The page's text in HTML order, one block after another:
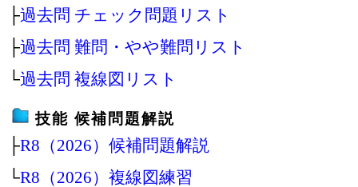
├過去問 チェック問題リスト
├過去問 難問・やや難問リスト
└過去問 複線図リスト
技能 候補問題解説
├R8（2026）候補問題解説
└R8（2026）複線図練習